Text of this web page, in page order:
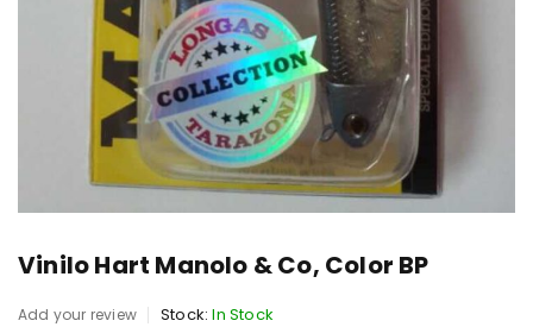
Vinilo Hart Manolo & Co, Color BP
Add your review Stock: In Stock